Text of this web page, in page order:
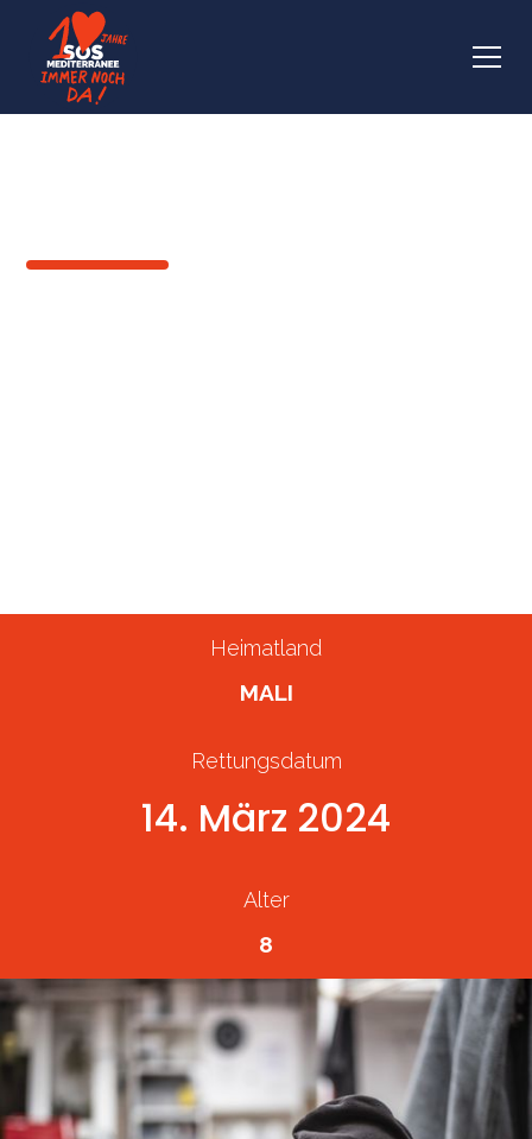
Heimatland
MALI
Rettungsdatum
14. März 2024
Alter
8